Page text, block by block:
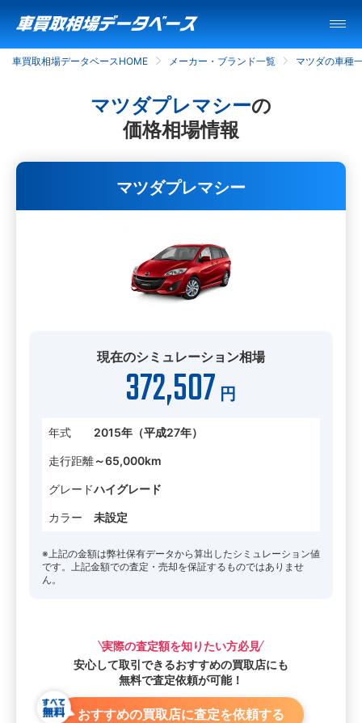
車買取相場データベースHOME メーカー・ブランド一覧 マツダの車種
マツダプレマシーの
価格相場情報
マツダプレマシー
現在のシミュレーション相場
372,507 円
年式 2015年（平成27年）
走行距離～65,000km
グレードハイグレード
カラー 未設定
※上記の金額は弊社保有データから算出したシミュレーション値
です。上記金額での査定・売却を保証するものではありませ
ん。
実際の査定額を知りたい方必見
安心して取引できるおすすめの買取店にも
無料で査定依頼が可能！
おすすめの買取店に査定を依頼する